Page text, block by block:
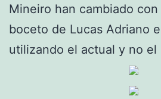
Mineiro han cambiado
boceto de Lucas Adriano
utilizando el actual y no el